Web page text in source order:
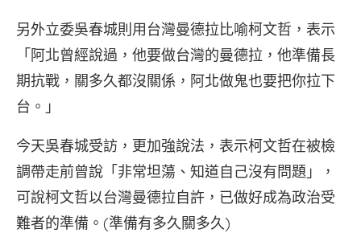
另外立委吳春城則用台灣曼德拉比喻柯文哲，表示
「阿北曾經說過，他要做台灣的曼德拉，他準備長
期抗戰，關多久都沒關係，阿北做鬼也要把你拉下
台。」
今天吳春城受訪，更加強說法，表示柯文哲在被檢
調帶走前曾說「非常坦蕩、知道自己沒有問題」，
可說柯文哲以台灣曼德拉自許，已做好成為政治受
難者的準備。(準備有多久關多久)